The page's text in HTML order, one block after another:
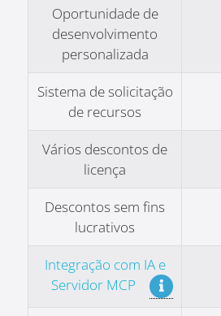
Oportunidade de
desenvolvimento
personalizada
Sistema de solicitação
de recursos
Vários descontos de
licença
Descontos sem fins
lucrativos
Integração com IA e
Servidor MCP